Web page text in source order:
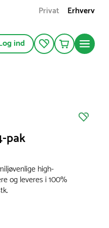
Privat Erhverv
ind
pak
high-
og leveres i 100%